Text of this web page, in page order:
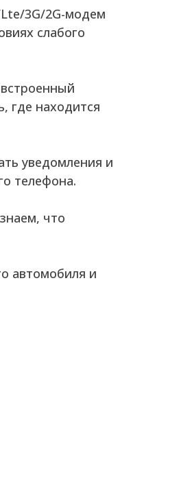
3G/2G-модем
слабого
встроенный
где находится
уведомления и
телефона.
что
автомобиля и